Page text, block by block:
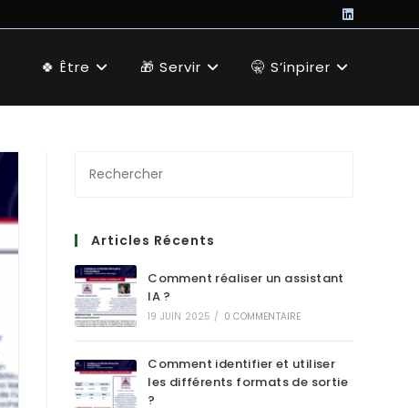
🍀 Être 🎁 Servir 🤫 S’inpirer
Articles Récents
Comment réaliser un assistant
IA ?
19 JUIN 2025 / 0 COMMENTAIRE
Comment identifier et utiliser
les différents formats de sortie
?